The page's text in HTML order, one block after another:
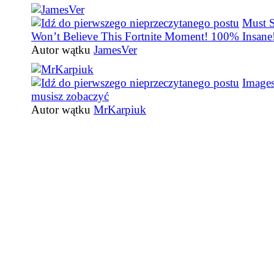
Must
Won’t Believe This Fortnite Moment! 100%
Autor wątku JamesVer
musisz zobaczyć
Autor wątku MrKarpiuk